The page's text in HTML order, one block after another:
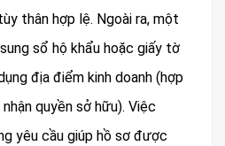
thân hợp lệ. Ngoài ra, một
sổ hộ khẩu hoặc giấy tờ
địa điểm kinh doanh (hợp
quyền sở hữu). Việc
yêu cầu giúp hồ sơ được